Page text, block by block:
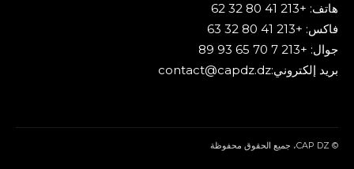
هاتف: +213 41 80 32 62
فاكس: +213 41 80 32 63
جوال: +213 7 70 65 93 89
بريد إلكتروني:contact@capdz.dz
© CAP DZ، جميع الحقوق محفوظة